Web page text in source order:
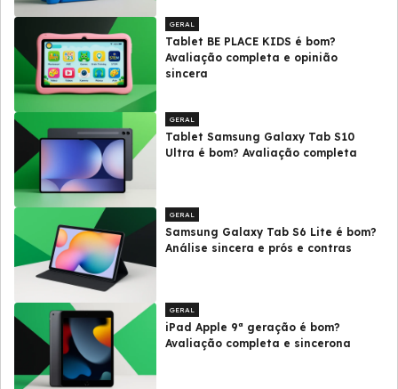
GERAL
Tablet BE PLACE KIDS é bom?
Avaliação completa e opinião
sincera
GERAL
Tablet Samsung Galaxy Tab S10
Ultra é bom? Avaliação completa
GERAL
Samsung Galaxy Tab S6 Lite é bom?
Análise sincera e prós e contras
GERAL
iPad Apple 9ª geração é bom?
Avaliação completa e sincerona